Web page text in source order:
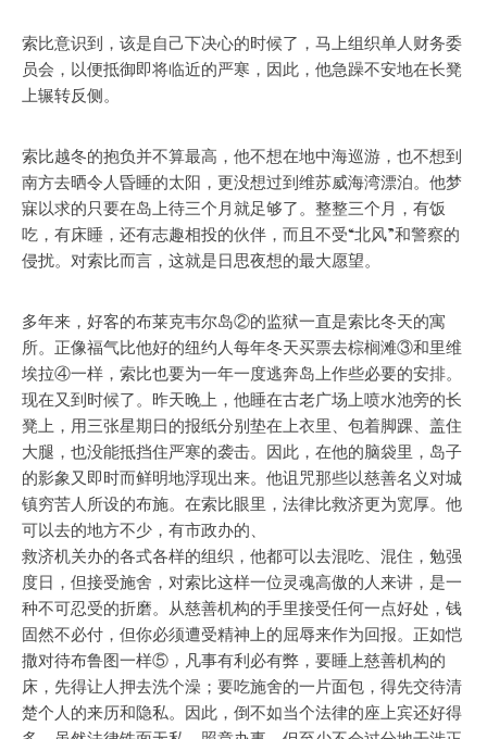
索比意识到，该是自己下决心的时候了，马上组织单人财务委
员会，以便抵御即将临近的严寒，因此，他急躁不安地在长凳
上辗转反侧。
索比越冬的抱负并不算最高，他不想在地中海巡游，也不想到
南方去晒令人昏睡的太阳，更没想过到维苏威海湾漂泊。他梦
寐以求的只要在岛上待三个月就足够了。整整三个月，有饭
吃，有床睡，还有志趣相投的伙伴，而且不受“北风”和警察的
侵扰。对索比而言，这就是日思夜想的最大愿望。
多年来，好客的布莱克韦尔岛②的监狱一直是索比冬天的寓
所。正像福气比他好的纽约人每年冬天买票去棕榈滩③和里维
埃拉④一样，索比也要为一年一度逃奔岛上作些必要的安排。
现在又到时候了。昨天晚上，他睡在古老广场上喷水池旁的长
凳上，用三张星期日的报纸分别垫在上衣里、包着脚踝、盖住
大腿，也没能抵挡住严寒的袭击。因此，在他的脑袋里，岛子
的影象又即时而鲜明地浮现出来。他诅咒那些以慈善名义对城
镇穷苦人所设的布施。在索比眼里，法律比救济更为宽厚。他
可以去的地方不少，有市政办的、
救济机关办的各式各样的组织，他都可以去混吃、混住，勉强
度日，但接受施舍，对索比这样一位灵魂高傲的人来讲，是一
种不可忍受的折磨。从慈善机构的手里接受任何一点好处，钱
固然不必付，但你必须遭受精神上的屈辱来作为回报。正如恺
撒对待布鲁图一样⑤，凡事有利必有弊，要睡上慈善机构的
床，先得让人押去洗个澡；要吃施舍的一片面包，得先交待清
楚个人的来历和隐私。因此，倒不如当个法律的座上宾还好得